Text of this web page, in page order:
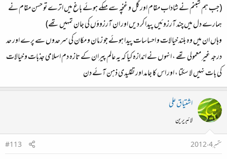
(جب ہم شبنم نے شاداب مقام اور گل و غنچہ سے مہکے ہوئے باغ میں اترے تو حسن مقام نے
ہمارے دل میں چند آرزوئیں پیدا کر دیں اور ان آرزوؤں کی جان تمہیں تھے)
وہاں ان میں وہ بلند خیالات و احساسات پیدا ہوئے جو زمان و مکان کی سرحدوں سے پرے اور حد
درجہ غیر معمولی تھے ، انہوں نے اندازہ کیا کہ یہ عالم پیران کے تازہ دم اسلامی جذبات و خیالات
کی بات نہیں لا سکتا ، اور اس کا جامد اور تقلیدی ذہن آئے دن
اشتیاق علی
لائبریرین
ستمبر 4، 2012
#113